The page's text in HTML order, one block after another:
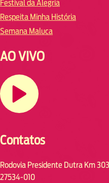
Festival da Alegria
Respeita Minha História
Semana Maluca
AO VIVO
Contatos
Rodovia Presidente Dutra Km
27534-010